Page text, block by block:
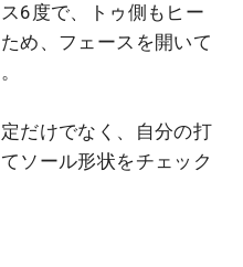
6度で、トゥ側もヒー
め、フェースを開いて
だけでなく、自分の打
ソール形状をチェック